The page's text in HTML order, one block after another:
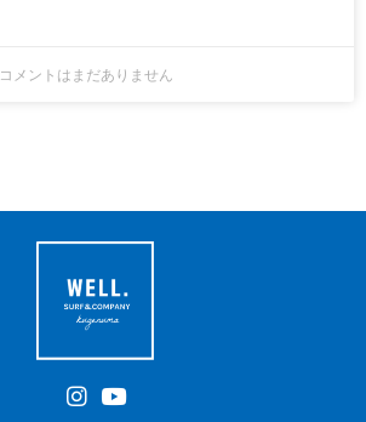
コメントはまだありません